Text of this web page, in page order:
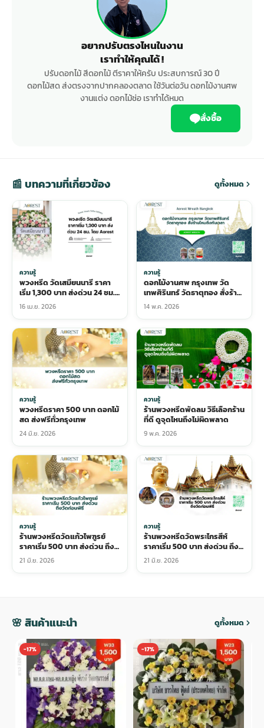
อยากปรับตรงไหนในงาน
เราทำให้คุณได้ !
ปรับดอกไม้ สีดอกไม้ ตีราคาให้ครับ ประสบการณ์ 30 ปี
ดอกไม้สด ส่งตรงจากปากคลองตลาด ใช้วันต่อวัน ดอกไม้งานศพ
งานแต่ง ดอกไม้ช่อ เราทำได้หมด
สั่งซื้อ
📰 บทความที่เกี่ยวข้อง ดูทั้งหมด
ความรู้
พวงหรีด วัดเสมียนนารี ราคา
เริ่ม 1,300 บาท ส่งด่วน 24 ชม.
โดย Aorest
16 เม.ย. 2026
ความรู้
ดอกไม้งานศพ กรุงเทพ วัด
เทพศิรินทร์ วัดธาตุทอง สั่งร้าน
ไหนถึงทันเวลา
14 พ.ค. 2026
ความรู้
พวงหรีดราคา 500 บาท ดอกไม้
สด ส่งฟรีทั่วกรุงเทพ
24 มิ.ย. 2026
ความรู้
ร้านพวงหรีดพัดลม วิธีเลือกร้าน
ที่ดี ดูจุดไหนถึงไม่ผิดพลาด
9 พ.ค. 2026
ความรู้
ร้านพวงหรีดวัดแก้วไพฑูรย์
ราคาเริ่ม 500 บาท ส่งด่วน ถึง
วัดก่อนพิธี
21 มิ.ย. 2026
ความรู้
ร้านพวงหรีดวัดพระไกรสีห์
ราคาเริ่ม 500 บาท ส่งด่วน ถึง
วัดก่อนพิธี
21 มิ.ย. 2026
🌸 สินค้าแนะนำ ดูทั้งหมด
-17% -17%